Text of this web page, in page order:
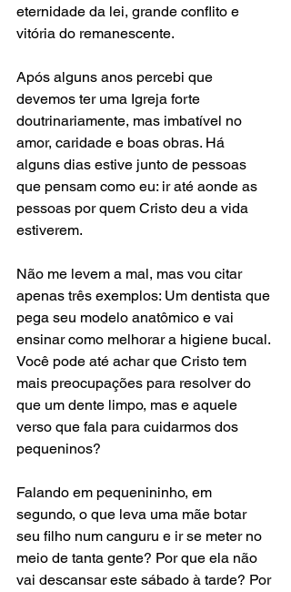
eternidade da lei, grande conflito e
vitória do remanescente.
Após alguns anos percebi que
devemos ter uma Igreja forte
doutrinariamente, mas imbatível no
amor, caridade e boas obras. Há
alguns dias estive junto de pessoas
que pensam como eu: ir até aonde as
pessoas por quem Cristo deu a vida
estiverem.
Não me levem a mal, mas vou citar
apenas três exemplos: Um dentista que
pega seu modelo anatômico e vai
ensinar como melhorar a higiene bucal.
Você pode até achar que Cristo tem
mais preocupações para resolver do
que um dente limpo, mas e aquele
verso que fala para cuidarmos dos
pequeninos?
Falando em pequenininho, em
segundo, o que leva uma mãe botar
seu filho num canguru e ir se meter no
meio de tanta gente? Por que ela não
vai descansar este sábado à tarde? Por